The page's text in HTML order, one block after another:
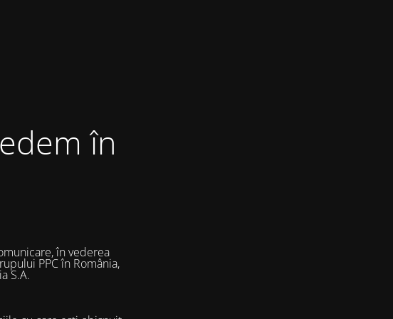
în
în vederea
PPC în România,
S.A.